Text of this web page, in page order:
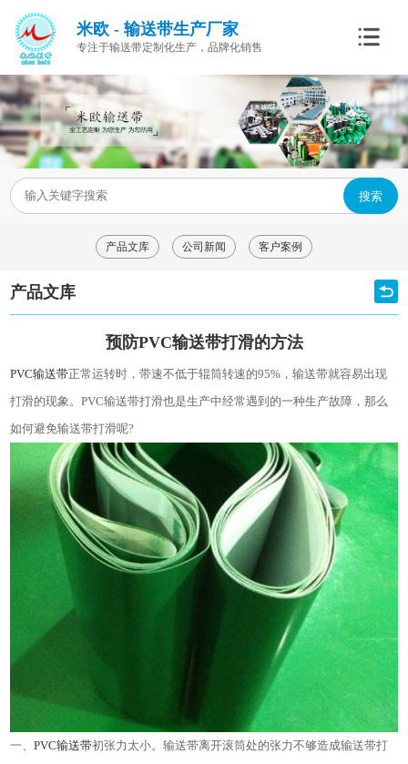
米欧 - 输送带生产厂家
专注于输送带定制化生产，品牌化销售
搜索
产品文库 公司新闻 客户案例
产品文库
预防PVC输送带打滑的方法
PVC输送带正常运转时，带速不低于辊筒转速的95% ，输送带就容易出现
打滑的现象。PVC输送带打滑也是生产中经常遇到的一种生产故障，那么
如何避免输送带打滑呢?
一、PVC输送带初张力太小。输送带离开滚筒处的张力不够造成输送带打